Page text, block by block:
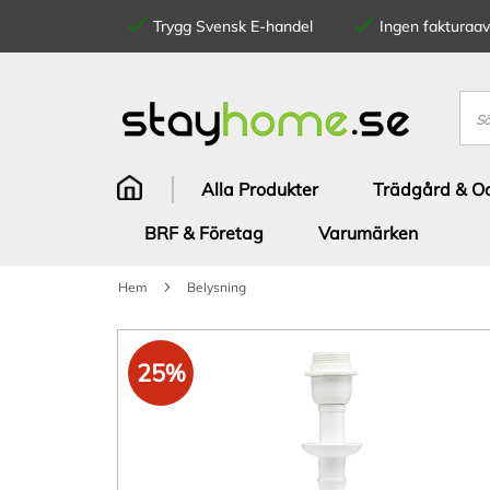
Trygg Svensk E-handel Ingen
innehållet
Sök
Alla Produkter Trädgård &
BRF & Företag
Varumärken
Hem Belysning
Hoppa
till
slutet
25%